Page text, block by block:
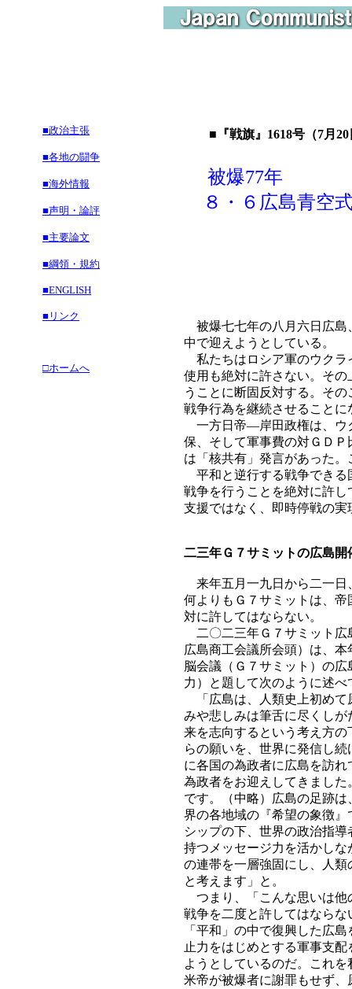
■政治主張
■各地の闘争
■海外情報
■声明・論評
■主要論文
■綱領・規約
■ENGLISH
■リンク
□ホームへ
■『戦旗』1618号（7月
被爆77年
８・６広島青空
被爆七七年の八月六日広島
中で迎えようとしている。
私たちはロシア軍のウクラ
使用も絶対に許さない。そ
うことに断固反対する。そ
戦争行為を継続させることに
一方日帝―岸田政権は、ウ
保、そして軍事費の対ＧＤ
は「核共有」発言があった
平和と逆行する戦争できる
戦争を行うことを絶対に許
支援ではなく、即時停戦の
二三年Ｇ７サミットの広島開
来年五月一九日から二一日
何よりもＧ７サミットは、
対に許してはならない。
二〇二三年Ｇ７サミット広
広島商工会議所会頭）は、
脳会議（Ｇ７サミット）の
力）と題して次のように述べ
「広島は、人類史上初めて
みや悲しみは筆舌に尽くし
来を志向するという考え方
らの願いを、世界に発信し
に各国の為政者に広島を訪
為政者をお迎えしてきまし
です。（中略）広島の足跡
界の各地域の『希望の象徴
シップの下、世界の政治指
持つメッセージ力を活かし
の連帯を一層強固にし、人
と考えます」と。
つまり、「こんな思いは他
戦争を二度と許してはなら
「平和」の中で復興した広
止力をはじめとする軍事支
ようとしているのだ。これ
米帝が被爆者に謝罪もせず